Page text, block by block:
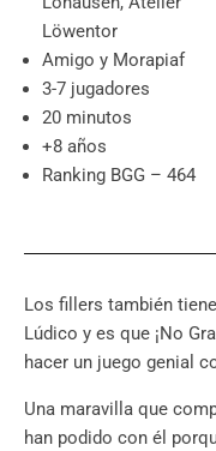
Löwentor
Amigo y Morapiaf
3-7 jugadores
20 minutos
+8 años
Ranking BGG – 464
Los fillers también
Lúdico y es que ¡No
hacer un juego genial
Una maravilla que
han podido con él